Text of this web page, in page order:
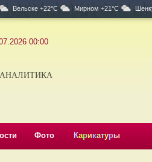
Вельске +22°C Мирном +21°C
00:00
Фото Карикатуры